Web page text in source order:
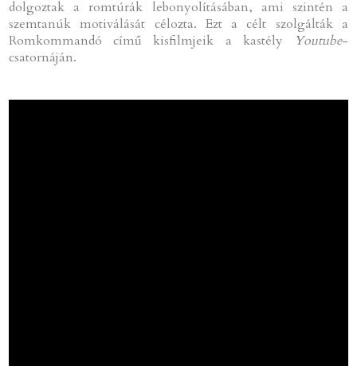
dolgoztak a romtúrák lebonyolításában, ami szintén a
szemtanúk motiválását célozta. Ezt a célt szolgálták a
Romkommandó című kisfilmjeik a kastély
Youtube-
csatornáján.